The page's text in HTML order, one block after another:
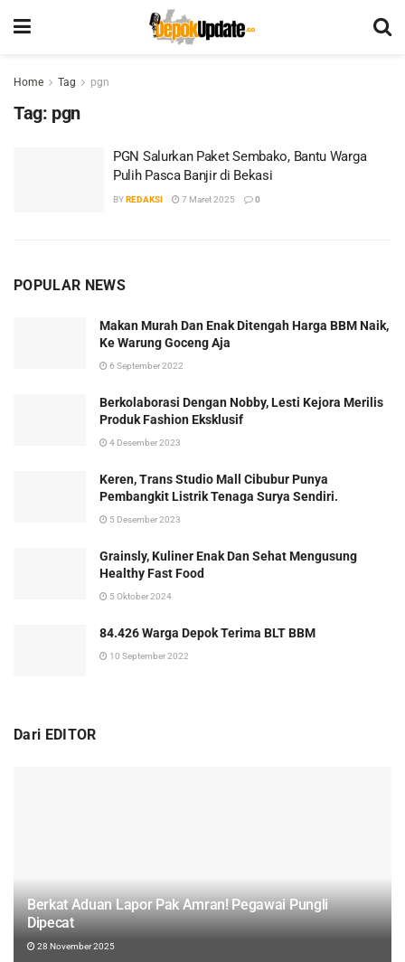
Home Tag pgn
Tag: pgn
PGN Salurkan Paket Sembako, Bantu Warga
Pulih Pasca Banjir di Bekasi
BYREDAKSI 7 Maret 2025 0
POPULAR NEWS
Makan Murah Dan Enak Ditengah Harga BBM Naik,
Ke Warung Goceng Aja
6 September 2022
Berkolaborasi Dengan Nobby, Lesti Kejora Merilis
Produk Fashion Eksklusif
4 Desember 2023
Keren, Trans Studio Mall Cibubur Punya
Pembangkit Listrik Tenaga Surya Sendiri.
5 Desember 2023
Grainsly, Kuliner Enak Dan Sehat Mengusung
Healthy Fast Food
5 Oktober 2024
84.426 Warga Depok Terima BLT BBM
10 September 2022
Dari EDITOR
Berkat Aduan Lapor Pak Amran! Pegawai Pungli
Dipecat
28 November 2025